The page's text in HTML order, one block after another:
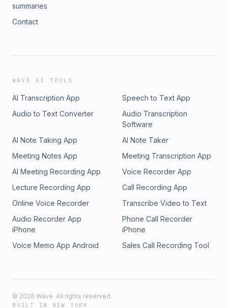
summaries
Contact
WAVE AI TOOLS
AI Transcription App
Speech to Text App
Audio to Text Converter
Audio Transcription
Software
AI Note Taking App
AI Note Taker
Meeting Notes App
Meeting Transcription App
AI Meeting Recording App
Voice Recorder App
Lecture Recording App
Call Recording App
Online Voice Recorder
Transcribe Video to Text
Audio Recorder App
iPhone
Phone Call Recorder
iPhone
Voice Memo App Android
Sales Call Recording Tool
© 2026 Wave. All rights reserved.
BUILT IN NEW YORK